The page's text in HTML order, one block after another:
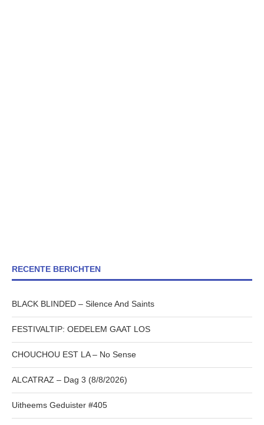
RECENTE BERICHTEN
BLACK BLINDED – Silence And Saints
FESTIVALTIP: OEDELEM GAAT LOS
CHOUCHOU EST LA – No Sense
ALCATRAZ – Dag 3 (8/8/2026)
Uitheems Geduister #405